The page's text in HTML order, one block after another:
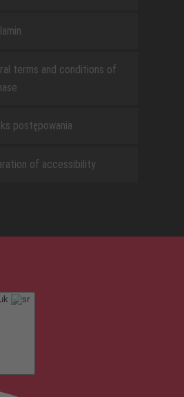
terms and conditions of
postępowania
of accessibility